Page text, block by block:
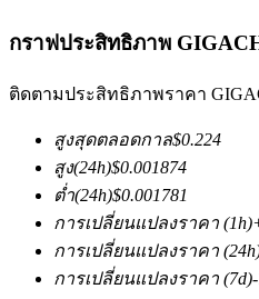
ฟิวเจอร์สสกุลเงินดิจิทัล
TradFi
อนุพันธ์ของหุ้น ฟอเร็กซ์
กราฟประสิทธิภาพ
ติดตามประสิทธิภาพราคา
สูงสุดตลอดกาล$0.224
สูง(24h)$0.001874
ต่ำ(24h)$0.001781
การเปลี่ยนแปลงราคา (1h)
การเปลี่ยนแปลงราคา
การเปลี่ยนแปลงราคา (7d)